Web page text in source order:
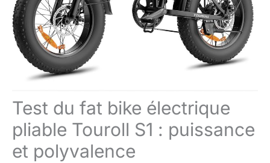
Test du fat bike électrique
pliable Touroll S1 : puissance
et polyvalence